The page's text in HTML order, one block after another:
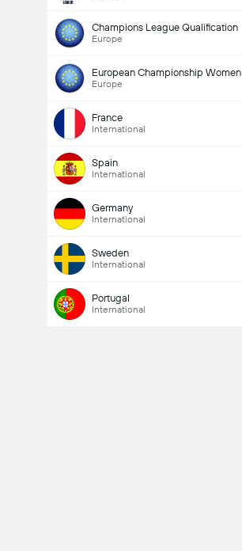
Champions League Qualification
Europe
European Championship Women
Europe
France
International
Spain
International
Germany
International
Sweden
International
Portugal
International